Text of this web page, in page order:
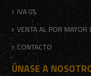
IVA 0%
VENTA AL POR MAYOR
CONTACTO
ÚNASE A